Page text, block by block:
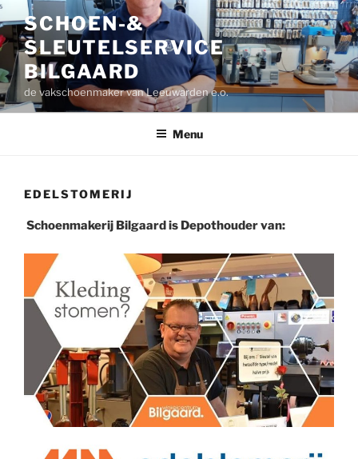
Ga
naar
de
inhoud
SCHOEN-&
SLEUTELSERVICE
BILGAARD
de vakschoenmaker van Leeuwarden e.o.
Menu
EDELSTOMERIJ
Schoenmakerij Bilgaard is Depothouder van: